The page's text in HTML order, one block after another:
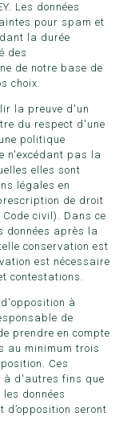
Les données
pour spam et
la durée
des
de notre base de
choix.
la preuve d'un
du respect d'une
politique
n'excédant pas la
elles sont
légales en
de droit
civil). Dans ce
données après la
conservation est
est nécessaire
contestations.
à
de
prendre en compte
au minimum trois
Ces
à d'autres fins que
données
seront